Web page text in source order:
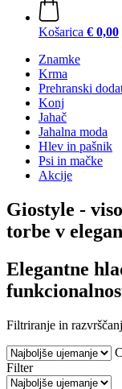
Košarica € 0,00
Znamke
Krma
Prehranski
Konj
Jahač
Jahalna moda
Hlev in pašnik
Psi in mačke
Akcije
Giostyle -
torbe v
Elegantne
Filtriranje in
Filter